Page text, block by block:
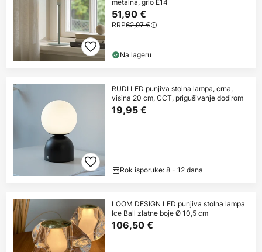
metalna, grlo E14
51,90 €
RRP62,97 €
Na lageru
RUDI LED punjiva stolna lampa, crna,
visina 20 cm, CCT, prigušivanje dodirom
19,95 €
Rok isporuke: 8 - 12 dana
LOOM DESIGN LED punjiva stolna lampa
Ice Ball zlatne boje Ø 10,5 cm
106,50 €